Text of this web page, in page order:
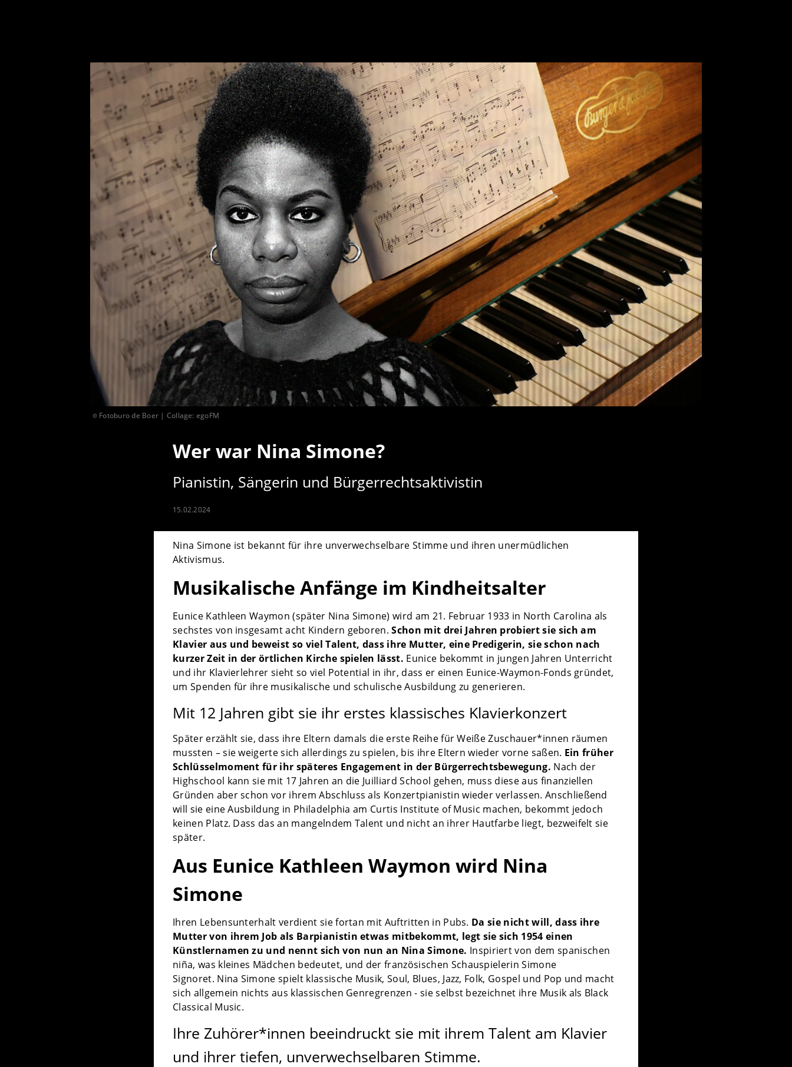
Fotoburo de Boer | Collage: egoFM
Wer war Nina Simone?
Pianistin, Sängerin und Bürgerrechtsaktivistin
15.02.2024
Nina Simone ist bekannt für ihre unverwechselbare Stimme und ihren unermüdlichen
Aktivismus.
Musikalische Anfänge im Kindheitsalter
Eunice Kathleen Waymon (später Nina Simone) wird am 21. Februar 1933 in North Carolina als
sechstes von insgesamt acht Kindern geboren. Schon mit drei Jahren probiert sie sich am
Klavier aus und beweist so viel Talent, dass ihre Mutter, eine Predigerin, sie schon nach
kurzer Zeit in der örtlichen Kirche spielen lässt. Eunice bekommt in jungen Jahren Unterricht
und ihr Klavierlehrer sieht so viel Potential in ihr, dass er einen Eunice-Waymon-Fonds gründet,
um Spenden für ihre musikalische und schulische Ausbildung zu generieren.
Mit 12 Jahren gibt sie ihr erstes klassisches Klavierkonzert
Später erzählt sie, dass ihre Eltern damals die erste Reihe für Weiße Zuschauer*innen räumen
mussten – sie weigerte sich allerdings zu spielen, bis ihre Eltern wieder vorne saßen. Ein früher
Schlüsselmoment für ihr späteres Engagement in der Bürgerrechtsbewegung. Nach der
Highschool kann sie mit 17 Jahren an die Juilliard School gehen, muss diese aus finanziellen
Gründen aber schon vor ihrem Abschluss als Konzertpianistin wieder verlassen. Anschließend
will sie eine Ausbildung in Philadelphia am Curtis Institute of Music machen, bekommt jedoch
keinen Platz. Dass das an mangelndem Talent und nicht an ihrer Hautfarbe liegt, bezweifelt sie
später.
Aus Eunice Kathleen Waymon wird Nina
Simone
Ihren Lebensunterhalt verdient sie fortan mit Auftritten in Pubs. Da sie nicht will, dass ihre
Mutter von ihrem Job als Barpianistin etwas mitbekommt, legt sie sich 1954 einen
Künstlernamen zu und nennt sich von nun an Nina Simone. Inspiriert von dem spanischen
niña, was kleines Mädchen bedeutet, und der französischen Schauspielerin Simone
Signoret. Nina Simone spielt klassische Musik, Soul, Blues, Jazz, Folk, Gospel und Pop und macht
sich allgemein nichts aus klassischen Genregrenzen - sie selbst bezeichnet ihre Musik als Black
Classical Music.
Ihre Zuhörer*innen beeindruckt sie mit ihrem Talent am Klavier
und ihrer tiefen, unverwechselbaren Stimme.